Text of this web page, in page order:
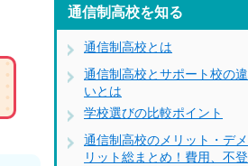
通信制高校を知る
通信制高校とは
通信制高校とサポート校の違
いとは
学校選びの比較ポイント
通信制高校のメリット・デメ
リット総まとめ！費用、不登